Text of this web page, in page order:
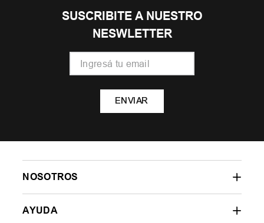
SUSCRIBITE A NUESTRO
NESWLETTER
ENVIAR
NOSOTROS
AYUDA